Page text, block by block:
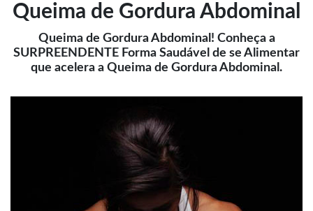
Queima de Gordura Abdominal
Queima de Gordura Abdominal! Conheça a
SURPREENDENTE Forma Saudável de se Alimentar
que acelera a Queima de Gordura Abdominal.